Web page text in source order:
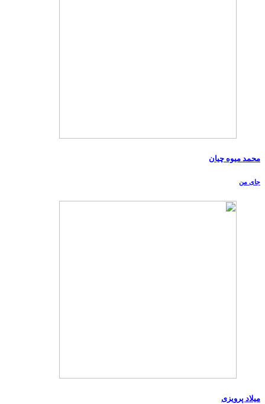
محمد میوه چیان
جای من
میلاد پرویزی